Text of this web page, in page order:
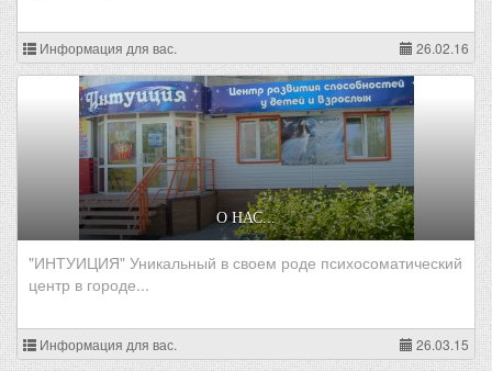
Информация для вас. 26.02.16
О НАС...
"ИНТУИЦИЯ" Уникальный в своем роде психосоматический
центр в городе...
Информация для вас. 26.03.15